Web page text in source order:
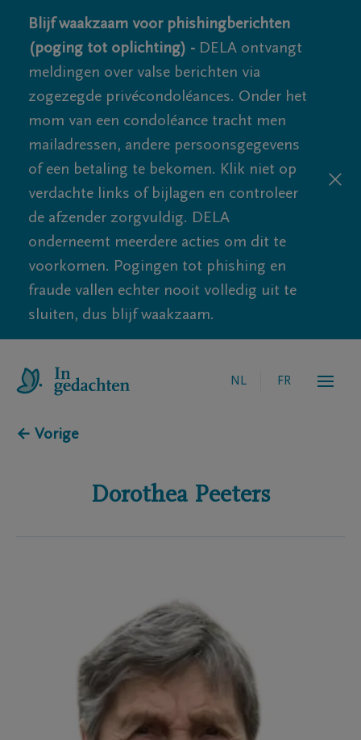
Blijf waakzaam voor phishingberichten
(poging tot oplichting) - DELA ontvangt
meldingen over valse berichten via
zogezegde privécondoléances. Onder het
mom van een condoléance tracht men
mailadressen, andere persoonsgegevens
of een betaling te bekomen. Klik niet op
verdachte links of bijlagen en controleer
de afzender zorgvuldig. DELA
onderneemt meerdere acties om dit te
voorkomen. Pogingen tot phishing en
fraude vallen echter nooit volledig uit te
sluiten, dus blijf waakzaam.
NL FR
← Vorige
Dorothea Peeters